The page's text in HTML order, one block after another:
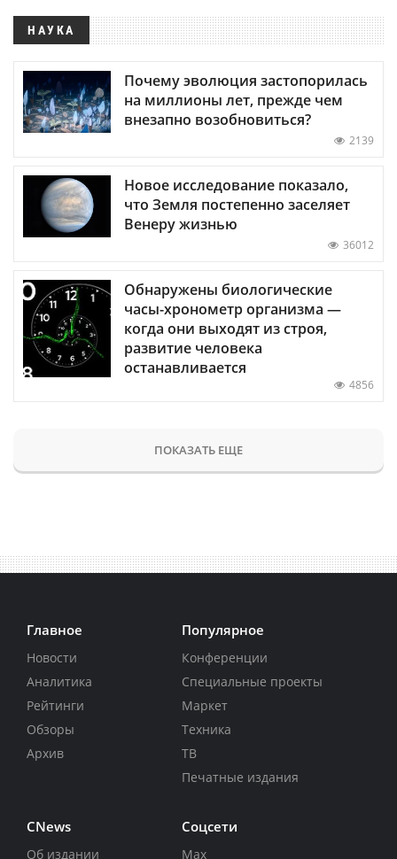
НАУКА
Почему эволюция застопорилась
на миллионы лет, прежде чем
внезапно возобновиться?
2139
Новое исследование показало,
что Земля постепенно заселяет
Венеру жизнью
36012
Обнаружены биологические
часы-хронометр организма —
когда они выходят из строя,
развитие человека
останавливается
4856
ПОКАЗАТЬ ЕЩЕ
Главное
Новости
Аналитика
Рейтинги
Обзоры
Архив
Популярное
Конференции
Специальные проекты
Маркет
Техника
ТВ
Печатные издания
CNews
Об издании
Соцсети
Max